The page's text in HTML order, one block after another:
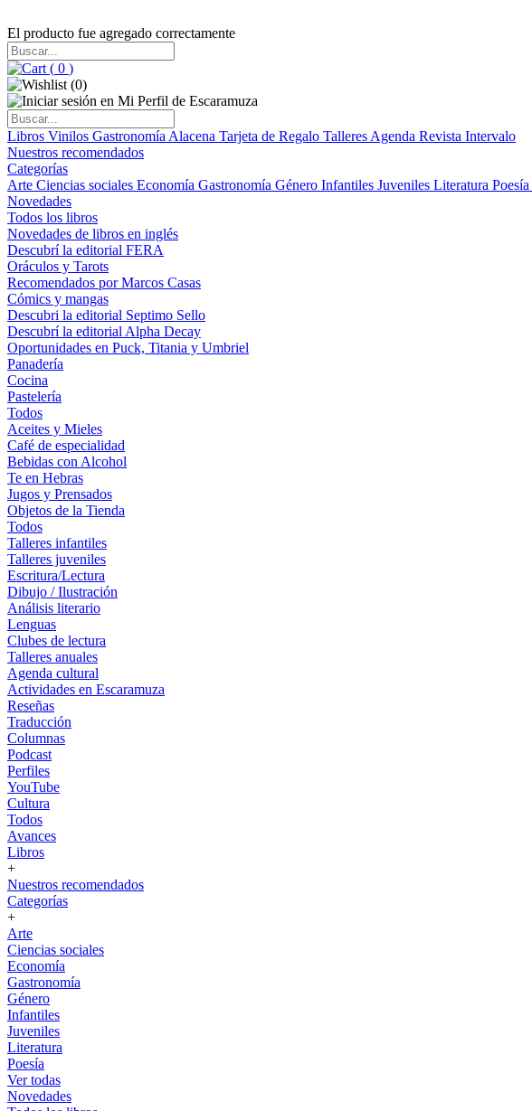
El producto fue agregado correctamente
( 0 )
(0)
Libros Vinilos Gastronomía Alacena Tarjeta de Regalo Talleres Agenda Revista Intervalo
Nuestros recomendados
Categorías
Arte Ciencias sociales Economía Gastronomía Género Infantiles Juveniles Literatura Poesía
Novedades
Todos los libros
Novedades de libros en inglés
Descubrí la editorial FERA
Oráculos y Tarots
Recomendados por Marcos Casas
Cómics y mangas
Descubri la editorial Septimo Sello
Descubrí la editorial Alpha Decay
Oportunidades en Puck, Titania y Umbriel
Panadería
Cocina
Pastelería
Todos
Aceites y Mieles
Café de especialidad
Bebidas con Alcohol
Te en Hebras
Jugos y Prensados
Objetos de la Tienda
Todos
Talleres infantiles
Talleres juveniles
Escritura/Lectura
Dibujo / Ilustración
Análisis literario
Lenguas
Clubes de lectura
Talleres anuales
Agenda cultural
Actividades en Escaramuza
Reseñas
Traducción
Columnas
Podcast
Perfiles
YouTube
Cultura
Todos
Avances
Libros
+
Nuestros recomendados
Categorías
+
Arte
Ciencias sociales
Economía
Gastronomía
Género
Infantiles
Juveniles
Literatura
Poesía
Ver todas
Novedades